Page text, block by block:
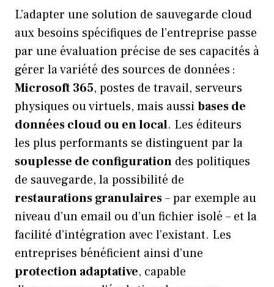
L’adapter une solution de sauvegarde cloud
aux besoins spécifiques de l’entreprise passe
par une évaluation précise de ses capacités à
gérer la variété des sources de données :
Microsoft 365, postes de travail, serveurs
physiques ou virtuels, mais aussibases de
données cloud ou en local. Les éditeurs
les plus performants se distinguent par la
souplesse de configuration des politiques
de sauvegarde, la possibilité de
restaurations granulaires– par exemple au
niveau d’un email ou d’un fichier isolé – et la
facilité d’intégration avec l’existant. Les
entreprises bénéficient ainsi d’une
protection adaptative, capable